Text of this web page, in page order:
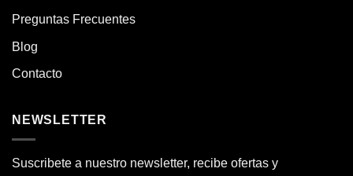
Preguntas Frecuentes
Blog
Contacto
NEWSLETTER
Suscribete a nuestro newsletter, recibe ofertas y